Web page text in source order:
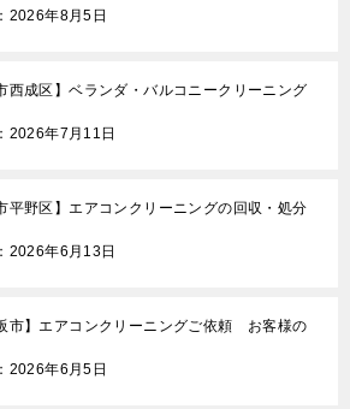
2026年8月5日
西成区】ベランダ・バルコニークリーニング
2026年7月11日
平野区】エアコンクリーニングの回収・処分
2026年6月13日
市】エアコンクリーニングご依頼 お客様の
2026年6月5日